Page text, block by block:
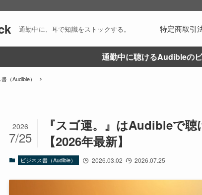
通勤中に、耳で知識をストックする。 特定商取引
通勤中に聴けるAudibleの
（Audible）
『スゴ運。』はAudibleで
【2026年最新】
2026
7/25
ビジネス書（Audible） 2026.03.02 2026.07.25